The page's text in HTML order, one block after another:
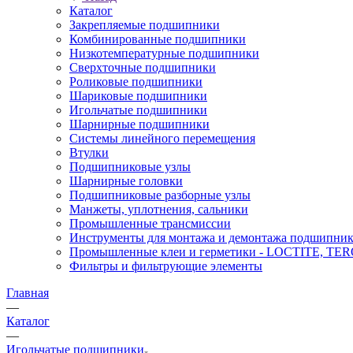
Каталог
Закрепляемые подшипники
Комбинированные подшипники
Низкотемпературные подшипники
Сверхточные подшипники
Роликовые подшипники
Шариковые подшипники
Игольчатые подшипники
Шарнирные подшипники
Системы линейного перемещения
Втулки
Подшипниковые узлы
Шарнирные головки
Подшипниковые разборные узлы
Манжеты, уплотнения, сальники
Промышленные трансмиссии
Инструменты для монтажа и демонтажа
Промышленные клеи и герметики - LOCTITE,
Фильтры и фильтрующие элементы
Главная
—
Каталог
—
Игольчатые подшипники